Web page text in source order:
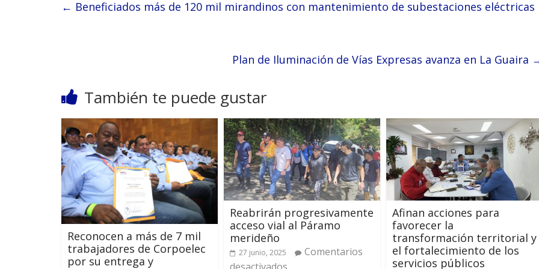
← Beneficiados más de 120 mil mirandinos con mantenimiento de subestaciones eléctricas
Plan de Iluminación de Vías Expresas avanza en La Guaira
También te puede gustar
Reconocen a más de 7 mil
trabajadores de Corpoelec
por su entrega y
Reabrirán progresivamente
acceso vial al Páramo
merideño
27 junio, 2025
Comentarios
Afinan acciones para
favorecer la
transformación territorial y
el fortalecimiento de los
servicios públicos